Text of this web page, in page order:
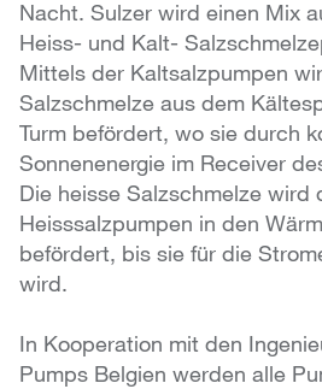
Nacht. Sulzer wird einen Mix
Heiss- und Kalt-
Mittels der Kaltsalzpumpen
Salzschmelze aus dem
Turm befördert, wo sie durch
Sonnenenergie im Receiver
Die heisse Salzschmelze wird
Heisssalzpumpen in den
befördert, bis sie für die
wird.
In Kooperation mit den
Pumps Belgien werden alle